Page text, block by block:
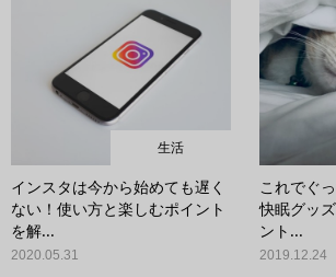
生活
インスタは今から始めても遅く
ない！使い方と楽しむポイント
を解...
2020.05.31
これでぐ
快眠グッ
ント...
2019.12.24